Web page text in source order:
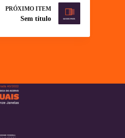
PRÓXIMO ITEM
Sem título